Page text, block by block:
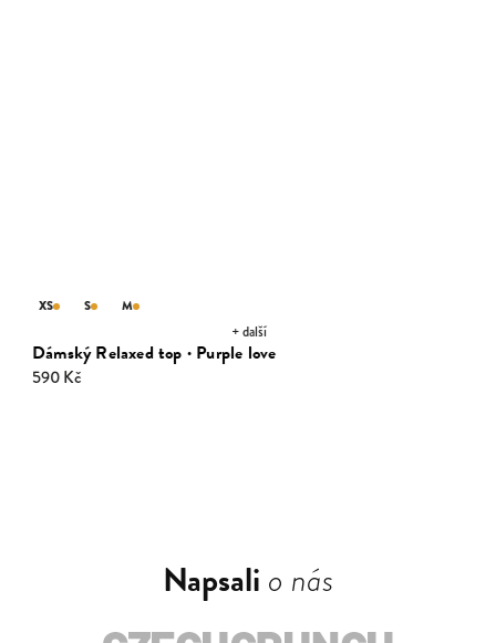
Dámský Relaxed top · Purple love
590 Kč
XS S M
+ další
Napsali o nás